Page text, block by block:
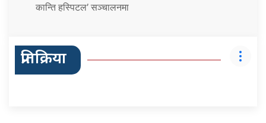
कान्ति हस्पिटल’ सञ्चालनमा
प्रतिक्रिया